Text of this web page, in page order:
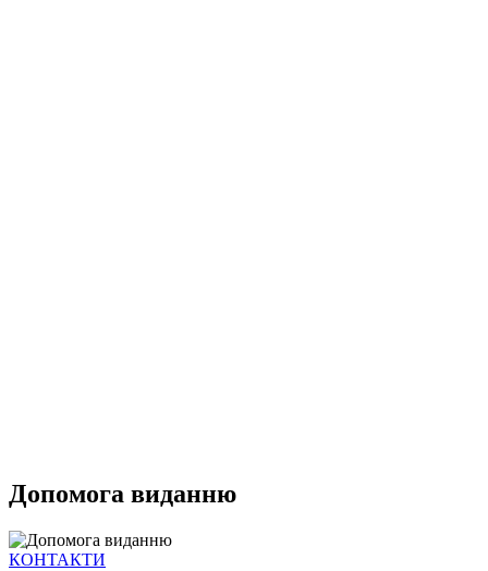
Допомога виданню
КОНТАКТИ